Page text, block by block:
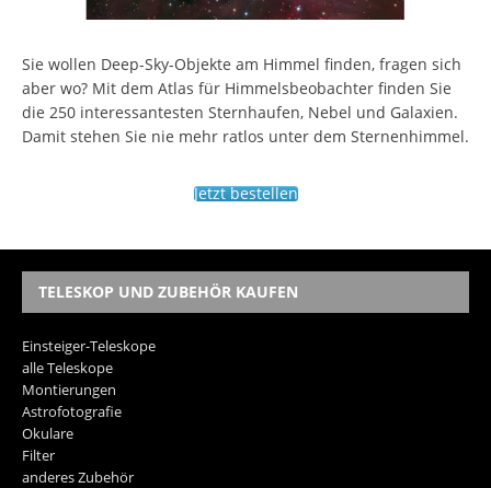
Sie wollen Deep-Sky-Objekte am Himmel finden, fragen sich
aber wo? Mit dem Atlas für Himmelsbeobachter finden Sie
die 250 interessantesten Sternhaufen, Nebel und Galaxien.
Damit stehen Sie nie mehr ratlos unter dem Sternenhimmel.
Jetzt bestellen
TELESKOP UND ZUBEHÖR KAUFEN
Einsteiger-Teleskope
alle Teleskope
Montierungen
Astrofotografie
Okulare
Filter
anderes Zubehör